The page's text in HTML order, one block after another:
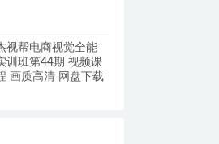
视帮电商视觉全能
训班第44期 视频课
画质高清 网盘下载